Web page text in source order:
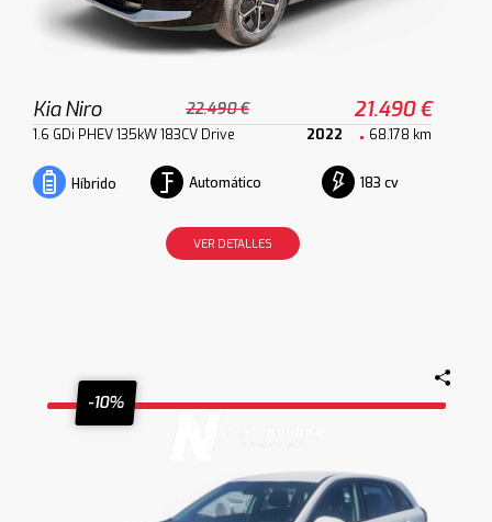
Kia Niro 22.490 € 21.490 €
1.6 GDi PHEV 135kW 183CV Drive 2022 68.178 km
Híbrido Automático 183 cv
VER DETALLES
-10%